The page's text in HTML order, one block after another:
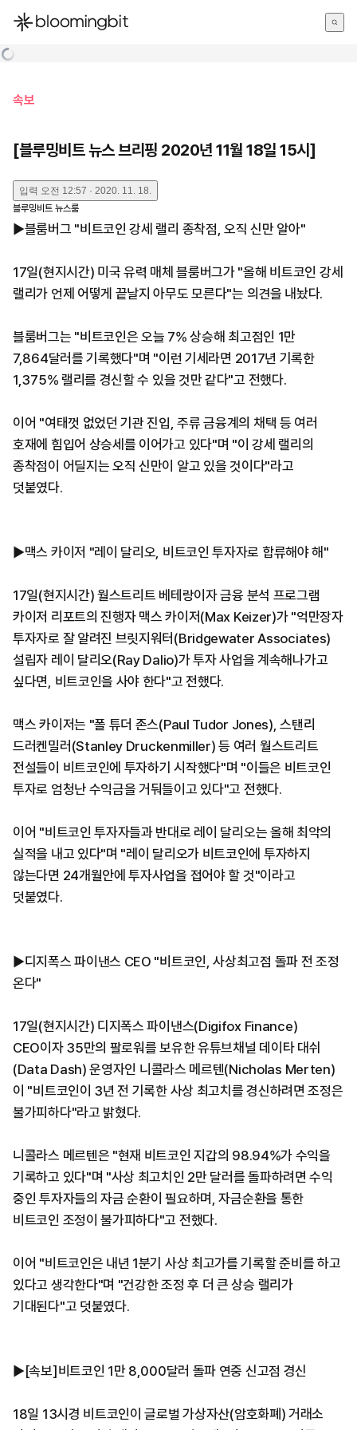
한국어
속보
[블루밍비트 뉴스 브리핑 2020년 11월 18일 15시]
입력 오전 12:57 · 2020. 11. 18.
블루밍비트 뉴스룸
▶블룸버그 "비트코인 강세 랠리 종착점, 오직 신만 알아"
17일(현지시간) 미국 유력 매체 블룸버그가 "올해 비트코인 강세
랠리가 언제 어떻게 끝날지 아무도 모른다"는 의견을 내놨다.
블룸버그는 "비트코인은 오늘 7% 상승해 최고점인 1만
7,864달러를 기록했다"며 "이런 기세라면 2017년 기록한
1,375% 랠리를 경신할 수 있을 것만 같다"고 전했다.
이어 "여태껏 없었던 기관 진입, 주류 금융계의 채택 등 여러
호재에 힘입어 상승세를 이어가고 있다"며 "이 강세 랠리의
종착점이 어딜지는 오직 신만이 알고 있을 것이다"라고
덧붙였다.
▶맥스 카이저 "레이 달리오, 비트코인 투자자로 합류해야 해"
17일(현지시간) 월스트리트 베테랑이자 금융 분석 프로그램
카이저 리포트의 진행자 맥스 카이저(Max Keizer)가 "억만장자
투자자로 잘 알려진 브릿지워터(Bridgewater Associates)
설립자 레이 달리오(Ray Dalio)가 투자 사업을 계속해나가고
싶다면, 비트코인을 사야 한다"고 전했다.
맥스 카이저는 "폴 튜더 존스(Paul Tudor Jones), 스탠리
드러켄밀러(Stanley Druckenmiller) 등 여러 월스트리트
전설들이 비트코인에 투자하기 시작했다"며 "이들은 비트코인
투자로 엄청난 수익금을 거둬들이고 있다"고 전했다.
이어 "비트코인 투자자들과 반대로 레이 달리오는 올해 최악의
실적을 내고 있다"며 "레이 달리오가 비트코인에 투자하지
않는다면 24개월안에 투자사업을 접어야 할 것"이라고
덧붙였다.
▶디지폭스 파이낸스 CEO "비트코인, 사상최고점 돌파 전 조정
온다"
17일(현지시간) 디지폭스 파이낸스(Digifox Finance)
CEO이자 35만의 팔로워를 보유한 유튜브채널 데이타 대쉬
(Data Dash) 운영자인 니콜라스 메르텐(Nicholas Merten)
이 "비트코인이 3년 전 기록한 사상 최고치를 경신하려면 조정은
불가피하다"라고 밝혔다.
니콜라스 메르텐은 "현재 비트코인 지갑의 98.94%가 수익을
기록하고 있다"며 "사상 최고치인 2만 달러를 돌파하려면 수익
중인 투자자들의 자금 순환이 필요하며, 자금순환을 통한
비트코인 조정이 불가피하다"고 전했다.
이어 "비트코인은 내년 1분기 사상 최고가를 기록할 준비를 하고
있다고 생각한다"며 "건강한 조정 후 더 큰 상승 랠리가
기대된다"고 덧붙였다.
▶[속보]비트코인 1만 8,000달러 돌파 연중 신고점 경신
18일 13시경 비트코인이 글로벌 가상자산(암호화폐) 거래소